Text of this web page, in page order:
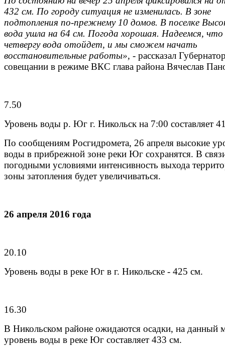
432 см. По городу ситуация не изменилась. В зоне
подтопления по-прежнему 10 домов. В поселке
вода ушла на 64 см. Погода хорошая. Надеемся, что
четвергу вода отойдет, и мы сможем начать
восстановительные работы», - рассказал
совещании в режиме ВКС глава района Вячеслав
7.50
Уровень воды р. Юг г. Никольск на 7:00 составляет
По сообщениям Росгидромета, 26 апреля высокие
воды в прибрежной зоне реки Юг сохранятся. В
погодными условиями интенсивность выхода
зоны затопления будет увеличиваться.
26 апреля 2016 года
20.10
Уровень воды в реке Юг в г. Никольске - 425 см.
16.30
В Никольском районе ожидаются осадки, на данный
уровень воды в реке Юг составляет 433 см.